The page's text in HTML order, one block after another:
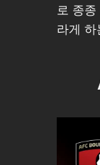
로 종종
라게 하